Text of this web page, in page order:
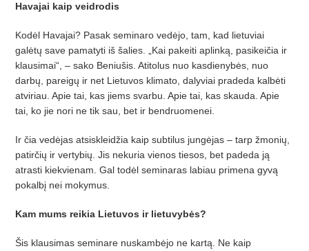
Havajai kaip veidrodis
Kodėl Havajai? Pasak seminaro vedėjo, tam, kad lietuviai
galėtų save pamatyti iš šalies. „Kai pakeiti aplinką, pasikeičia ir
klausimai“, – sako Beniušis. Atitolus nuo kasdienybės, nuo
darbų, pareigų ir net Lietuvos klimato, dalyviai pradeda kalbėti
atviriau. Apie tai, kas jiems svarbu. Apie tai, kas skauda. Apie
tai, ko jie nori ne tik sau, bet ir bendruomenei.
Ir čia vedėjas atsiskleidžia kaip subtilus jungėjas – tarp žmonių,
patirčių ir vertybių. Jis nekuria vienos tiesos, bet padeda ją
atrasti kiekvienam. Gal todėl seminaras labiau primena gyvą
pokalbį nei mokymus.
Kam mums reikia Lietuvos ir lietuvybės?
Šis klausimas seminare nuskambėjo ne kartą. Ne kaip